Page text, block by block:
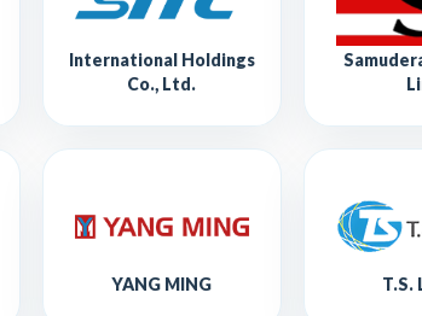
International Holdings
Co., Ltd.
YANG MING T.S.